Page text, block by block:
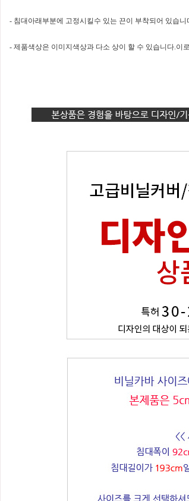
- 침대아래부분에 고정시킬수 있는 끈이 부착되어 있습니
- 제품색상은 이미지색상과 다소 상이 할 수 있습니다.이